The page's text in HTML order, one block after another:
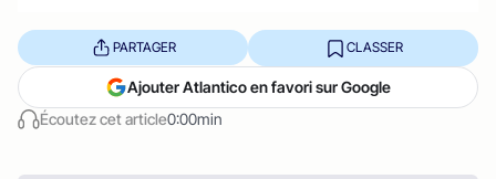
Écoutez cet article0:00min
PARTAGER CLASSER
Ajouter Atlantico en favori sur Google